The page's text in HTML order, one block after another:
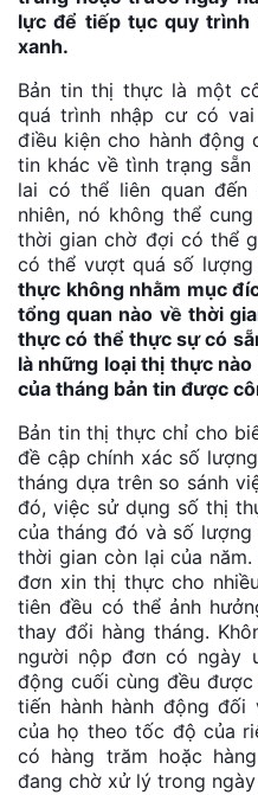
lực để tiếp tục quy
xanh.
Bản tin thị thực là một
quá trình nhập cư có
điều kiện cho hành động
tin khác về tình trạng
lai có thể liên quan đến
nhiên, nó không thể
thời gian chờ đợi có thể
có thể vượt quá số
thực không nhằm mục
tổng quan nào về thời
thực có thể thực sự có
là những loại thị thực
của tháng bản tin được
Bản tin thị thực chỉ cho
đề cập chính xác số
tháng dựa trên so sánh
đó, việc sử dụng số thị
của tháng đó và số
thời gian còn lại của
đơn xin thị thực cho
tiên đều có thể ảnh
thay đổi hàng tháng.
người nộp đơn có ngày
động cuối cùng đều
tiến hành hành động
của họ theo tốc độ của
có hàng trăm hoặc
đang chờ xử lý trong